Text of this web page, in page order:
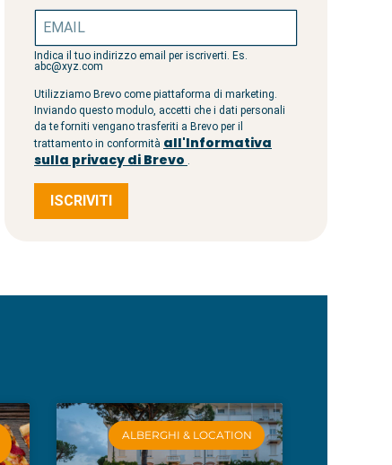
Indica il tuo indirizzo email per iscriverti. Es.
abc@xyz.com
Utilizziamo Brevo come piattaforma di marketing.
Inviando questo modulo, accetti che i dati personali
da te forniti vengano trasferiti a Brevo per il
trattamento in conformità all'Informativa
sulla privacy di Brevo
ISCRIVITI
ALBERGHI & LOCATION